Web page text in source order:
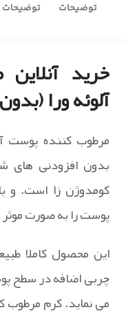
توضیحات توضیحات
خرید
آلوئه ورا
مرطوب کننده پوست
بدون افزودنی های
کومدوژن زا است. و
پوست را به صورت موثر
این محصول کاملا
چربی اضافه در سطح
می نماید. کرم مرطوب